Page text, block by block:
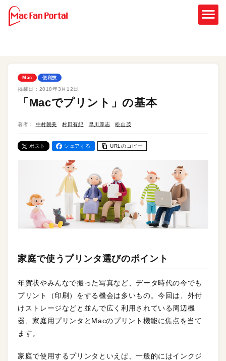
Mac 便利技
掲載日： 2018年3月12日
「Macでプリント」の基本
著者： 中村朝美 村田有紀 早川厚志 松山茂
ポスト シェアする URLのコピー
家庭で使うプリンタ選びのポイント
年賀状やみんなで撮った写真など、データ時代の今でも
プリント（印刷）をする機会は多いもの。今回は、外付
けストレージなどと並んで広く利用されている周辺機
器、家庭用プリンタとMacのプリント機能に焦点を当て
ます。
家庭で使用するプリンタといえば、一般的にはインクジ